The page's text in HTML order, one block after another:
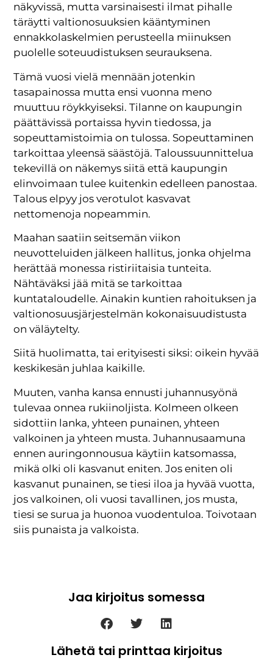
näkyvissä, mutta varsinaisesti ilmat pihalle
täräytti valtionosuuksien kääntyminen
ennakkolaskelmien perusteella miinuksen
puolelle soteuudistuksen seurauksena.
Tämä vuosi vielä mennään jotenkin
tasapainossa mutta ensi vuonna meno
muuttuu röykkyiseksi. Tilanne on kaupungin
päättävissä portaissa hyvin tiedossa, ja
sopeuttamistoimia on tulossa. Sopeuttaminen
tarkoittaa yleensä säästöjä. Taloussuunnittelua
tekevillä on näkemys siitä että kaupungin
elinvoimaan tulee kuitenkin edelleen panostaa.
Talous elpyy jos verotulot kasvavat
nettomenoja nopeammin.
Maahan saatiin seitsemän viikon
neuvotteluiden jälkeen hallitus, jonka ohjelma
herättää monessa ristiriitaisia tunteita.
Nähtäväksi jää mitä se tarkoittaa
kuntataloudelle. Ainakin kuntien rahoituksen ja
valtionosuusjärjestelmän kokonaisuudistusta
on väläytelty.
Siitä huolimatta, tai erityisesti siksi: oikein hyvää
keskikesän juhlaa kaikille.
Muuten, vanha kansa ennusti juhannusyönä
tulevaa onnea rukiinoljista. Kolmeen olkeen
sidottiin lanka, yhteen punainen, yhteen
valkoinen ja yhteen musta. Juhannusaamuna
ennen auringonnousua käytiin katsomassa,
mikä olki oli kasvanut eniten. Jos eniten oli
kasvanut punainen, se tiesi iloa ja hyvää vuotta,
jos valkoinen, oli vuosi tavallinen, jos musta,
tiesi se surua ja huonoa vuodentuloa. Toivotaan
siis punaista ja valkoista.
Jaa kirjoitus somessa
Lähetä tai printtaa kirjoitus